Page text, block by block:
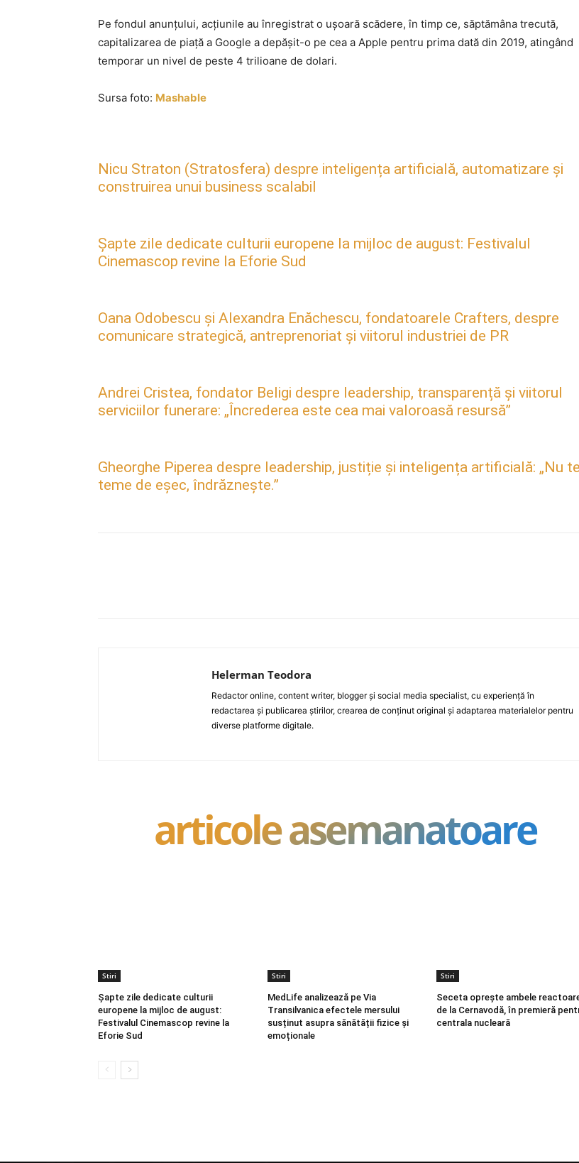
Pe fondul anunțului, acțiunile au înregistrat o ușoară scădere, în timp ce, săptămâna trecută,
capitalizarea de piață a Google a depășit-o pe cea a Apple pentru prima dată din 2019, atingând
temporar un nivel de peste 4 trilioane de dolari.
Sursa foto: Mashable
Nicu Straton (Stratosfera) despre inteligența artificială, automatizare și
construirea unui business scalabil
Șapte zile dedicate culturii europene la mijloc de august: Festivalul
Cinemascop revine la Eforie Sud
Oana Odobescu și Alexandra Enăchescu, fondatoarele Crafters, despre
comunicare strategică, antreprenoriat și viitorul industriei de PR
Andrei Cristea, fondator Beligi despre leadership, transparență și viitorul
serviciilor funerare: „Încrederea este cea mai valoroasă resursă”
Gheorghe Piperea despre leadership, justiție și inteligența artificială: „Nu te
teme de eșec, îndrăznește.”
Helerman Teodora
Redactor online, content writer, blogger și social media specialist, cu experiență în
redactarea și publicarea știrilor, crearea de conținut original și adaptarea materialelor pentru
diverse platforme digitale.
articole asemanatoare
Stiri
Șapte zile dedicate culturii
europene la mijloc de august:
Festivalul Cinemascop revine la
Eforie Sud
Stiri
MedLife analizează pe Via
Transilvanica efectele mersului
susținut asupra sănătății fizice și
emoționale
Stiri
Seceta oprește ambele
de la Cernavodă, în premieră
centrala nucleară